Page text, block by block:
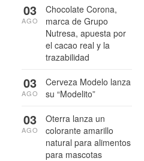
Chocolate Corona,
marca de Grupo
Nutresa, apuesta por
el cacao real y la
trazabilidad
03
AGO
Cerveza Modelo lanza
su “Modelito”
03
AGO
Oterra lanza un
colorante amarillo
natural para alimentos
para mascotas
03
AGO